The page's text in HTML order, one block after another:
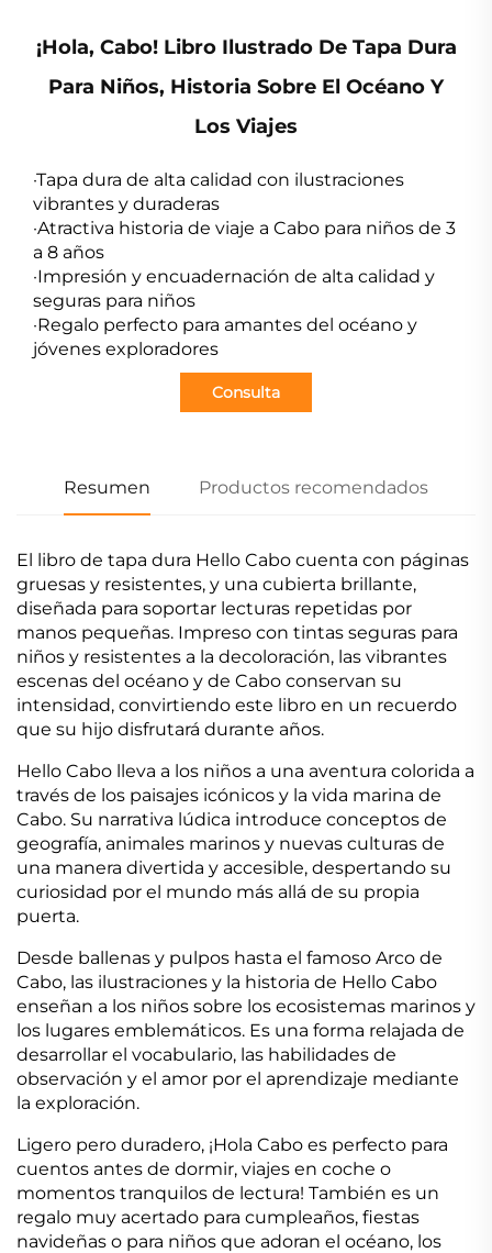
¡Hola, Cabo! Libro Ilustrado De Tapa Dura
Para Niños, Historia Sobre El Océano Y
Los Viajes
·Tapa dura de alta calidad con ilustraciones
vibrantes y duraderas
·Atractiva historia de viaje a Cabo para niños de 3
a 8 años
·Impresión y encuadernación de alta calidad y
seguras para niños
·Regalo perfecto para amantes del océano y
jóvenes exploradores
Consulta
Resumen Productos recomendados
El libro de tapa dura Hello Cabo cuenta con páginas
gruesas y resistentes, y una cubierta brillante,
diseñada para soportar lecturas repetidas por
manos pequeñas. Impreso con tintas seguras para
niños y resistentes a la decoloración, las vibrantes
escenas del océano y de Cabo conservan su
intensidad, convirtiendo este libro en un recuerdo
que su hijo disfrutará durante años.
Hello Cabo lleva a los niños a una aventura colorida a
través de los paisajes icónicos y la vida marina de
Cabo. Su narrativa lúdica introduce conceptos de
geografía, animales marinos y nuevas culturas de
una manera divertida y accesible, despertando su
curiosidad por el mundo más allá de su propia
puerta.
Desde ballenas y pulpos hasta el famoso Arco de
Cabo, las ilustraciones y la historia de Hello Cabo
enseñan a los niños sobre los ecosistemas marinos y
los lugares emblemáticos. Es una forma relajada de
desarrollar el vocabulario, las habilidades de
observación y el amor por el aprendizaje mediante
la exploración.
Ligero pero duradero, ¡Hola Cabo es perfecto para
cuentos antes de dormir, viajes en coche o
momentos tranquilos de lectura! También es un
regalo muy acertado para cumpleaños, fiestas
navideñas o para niños que adoran el océano, los